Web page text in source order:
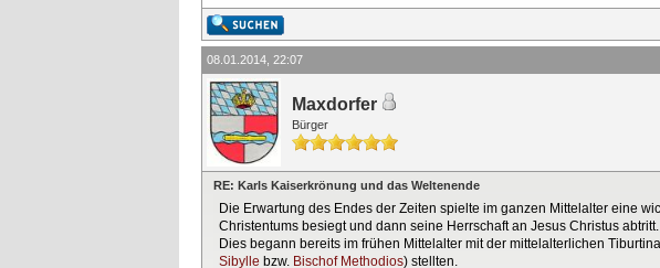
08.01.2014, 22:07
Maxdorfer
Bürger
RE: Karls Kaiserkrönung und das Weltenende
Die Erwartung des Endes der Zeiten spielte im ganzen Mittelalter eine
Christentums besiegt und dann seine Herrschaft an Jesus Christus abtritt.
Dies begann bereits im frühen Mittelalter mit der mittelalterlichen
Sibylle bzw. Bischof Methodios) stellten.